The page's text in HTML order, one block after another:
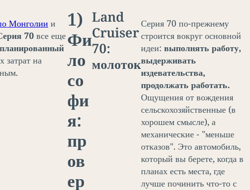
Монголии и
70 все еще
затрат на
1)
Фи
ло
со
фи
я:
пр
ов
ер
Land
Cruiser
70:
молоток
Серия 70 по-прежнему
строится вокруг основной
идеи: выполнять работу,
выдерживать
издевательства,
продолжать работать.
Ощущения от вождения
сельскохозяйственные (в
хорошем смысле), а
механические - "меньше
отказов". Это автомобиль,
который вы берете, когда в
планах есть места, где
лучше починить что-то с